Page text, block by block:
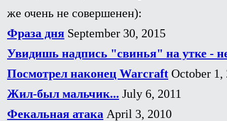
же очень не совершенен):
Фраза дня September 30, 2015
Увидишь надпись "свинья" на утке -
Посмотрел наконец Warcraft October 1,
Жил-был мальчик... July 6, 2011
Фекальная атака April 3, 2010